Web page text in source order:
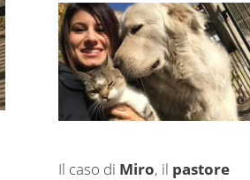
Il caso di Miro, il pastore